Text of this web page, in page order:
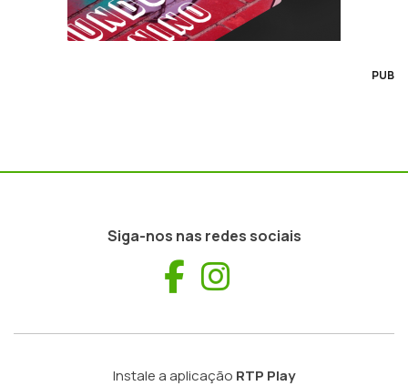
PUB
Siga-nos nas redes sociais
Facebook
Instale a aplicação RTP Play